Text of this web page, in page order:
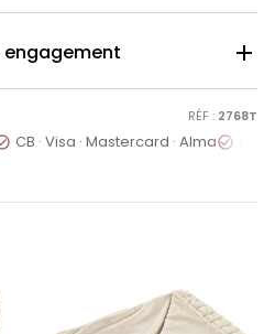

RÉF : 2768T
CB · Visa · Mastercard · Alma